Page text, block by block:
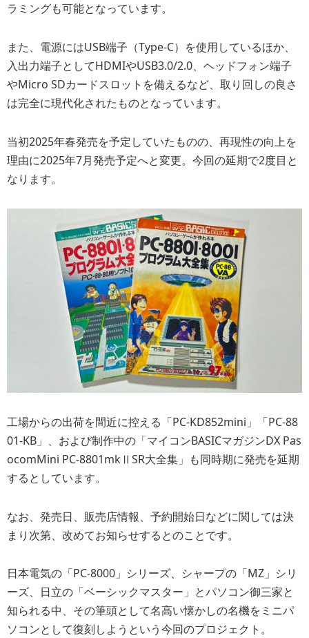
ラミングも可能となっています。
また、電源にはUSB端子（Type-C）を使用しているほか、
入出力端子としてHDMIやUSB3.0/2.0、ヘッドフォン端子
やMicro SDカードスロットを備えるなど、取り回しの良さ
は完全に現代化されたものとなっています。
当初2025年春発売を予定していたものの、再現性の向上を
理由に2025年7月発売予定へと変更。今回の延期で2度目と
なります。
工場からの出荷を間近に控える「PC-KD852mini」「PC-88
01-KB」、および制作中の「マイコンBASICマガジンDX Pas
ocomMini PC-8801mkⅡSR大全集」も同時期に発売を延期
するとしています。
なお、発売日、販売店情報、予約開始日などに関しては決
まり次第、改めてお知らせするとのことです。
日本電気の「PC-8000」シリーズ、シャープの「MZ」シリ
ーズ、日立の「ベーシックマスター」とパソコン御三家と
知られる中、その筆頭として名高い懐かしの名機をミニパ
ソコンとして復刻しようという今回のプロジェクト。